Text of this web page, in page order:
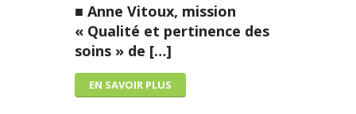
■ Anne Vitoux, mission
« Qualité et pertinence des
soins » de […]
EN SAVOIR PLUS